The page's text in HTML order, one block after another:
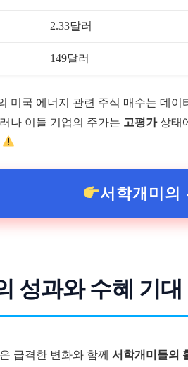
2.33달러
149달러
미국 에너지 관련 주식 매수는 데
나 이들 기업의 주가는 고평가상태
서학개미의
성과와 수혜 기대
급격한 변화와 함께 서학개미들의